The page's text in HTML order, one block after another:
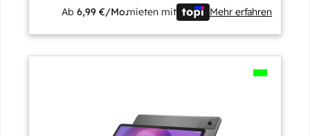
Ab6,99 €/Mo.mieten mit Mehr erfahren